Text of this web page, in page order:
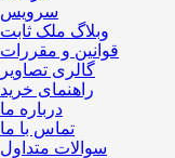
سرویس
وبلاگ ملک ثابت
قوانین و مقررات
گالری تصاویر
راهنمای خرید
درباره ما
تماس با ما
سوالات متداول